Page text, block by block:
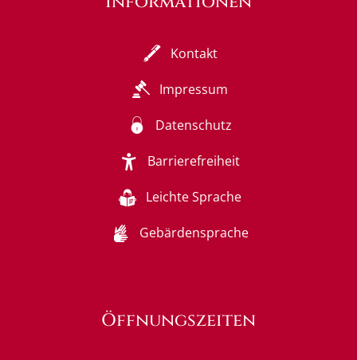
Kontakt
Impressum
Datenschutz
Barrierefreiheit
Leichte Sprache
Gebärdensprache
Öffnungszeiten